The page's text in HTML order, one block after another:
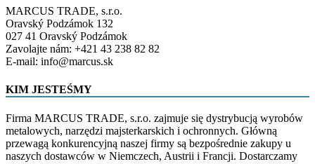
MARCUS TRADE, s.r.o.
Oravský Podzámok 132
027 41 Oravský Podzámok
Zavolajte nám: +421 43 238 82 82
E-mail: info@marcus.sk
KIM JESTEŚMY
Firma MARCUS TRADE, s.r.o. zajmuje się dystrybucją wyrobów
metalowych, narzędzi majsterkarskich i ochronnych. Główną
przewagą konkurencyjną naszej firmy są bezpośrednie zakupy u
naszych dostawców w Niemczech, Austrii i Francji. Dostarczamy